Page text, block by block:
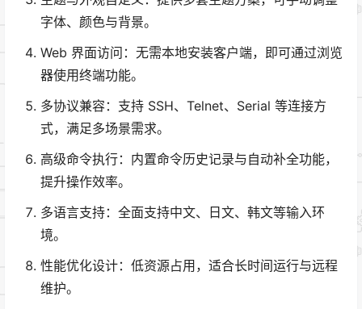
字体、颜色与背景。
Web 界面访问：无需本地安装客户端，即可通过浏览
器使用终端功能。
多协议兼容：支持 SSH、Telnet、Serial 等连接方
式，满足多场景需求。
高级命令执行：内置命令历史记录与自动补全功能，
提升操作效率。
多语言支持：全面支持中文、日文、韩文等输入环
境。
性能优化设计：低资源占用，适合长时间运行与远程
维护。